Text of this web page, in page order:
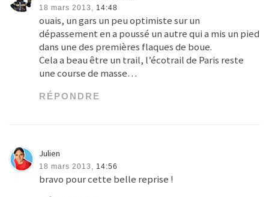
18 mars 2013, 14:48
ouais, un gars un peu optimiste sur un
dépassement en a poussé un autre qui a mis un pied
dans une des premières flaques de boue.
Cela a beau être un trail, l’écotrail de Paris reste
une course de masse…
RÉPONDRE
Julien
18 mars 2013, 14:56
bravo pour cette belle reprise !